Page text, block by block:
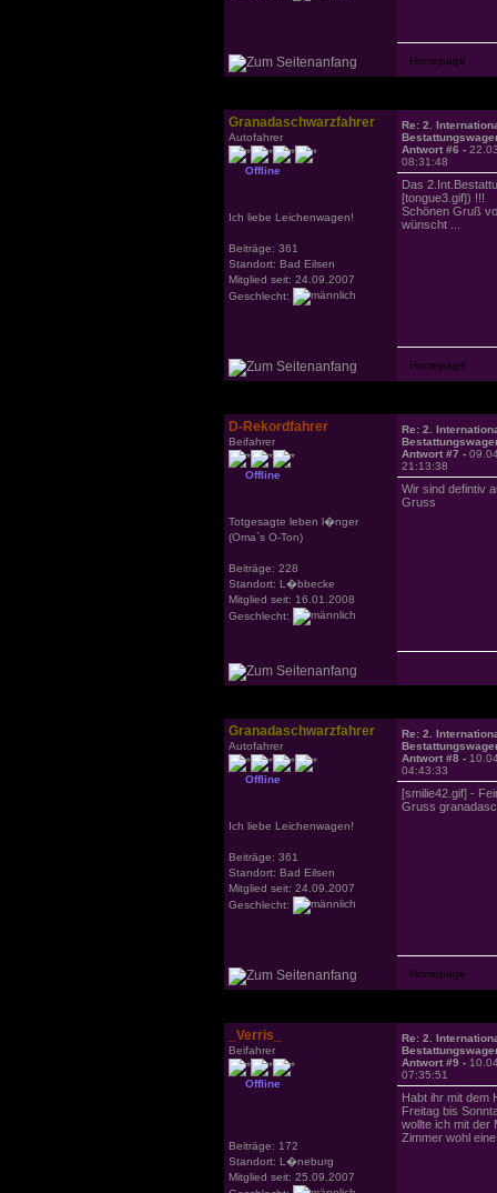
Granadaschwarzfahrer
Autofahrer
Offline
Ich liebe Leichenwagen!
Beiträge: 361
Standort: Bad Eilsen
Mitglied seit: 24.09.2007
Geschlecht:
Re: 2.
Antwort #6 -
08:31:48
Das
[tongue3.gif]) !!!
Schönen Gruß
wünscht ...
D-Rekordfahrer
Beifahrer
Offline
Totgesagte leben l�nger
(Oma`s O-Ton)
Beiträge: 228
Standort: L�bbecke
Mitglied seit: 16.01.2008
Geschlecht:
Re: 2.
Antwort #7 -
21:13:38
Wir sind defintiv
Gruss
Granadaschwarzfahrer
Autofahrer
Offline
Ich liebe Leichenwagen!
Beiträge: 361
Standort: Bad Eilsen
Mitglied seit: 24.09.2007
Geschlecht:
Re: 2.
Antwort #8 -
04:43:33
[smilie42.gif] -
Gruss
_Verris_
Beifahrer
Offline
Beiträge: 172
Standort: L�neburg
Mitglied seit: 25.09.2007
Re: 2.
Antwort #9 -
07:35:51
Habt ihr mit dem
Freitag bis
wollte ich mit der
Zimmer wohl